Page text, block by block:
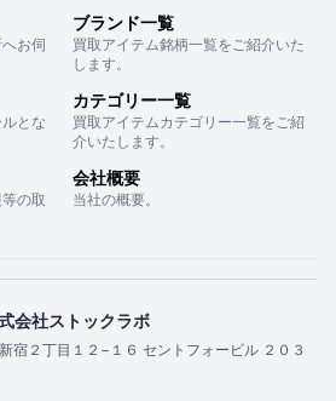
お伺
ブランド一覧
買取アイテム銘柄一覧をご紹介いた
します。
とな
カテゴリー一覧
買取アイテムカテゴリー一覧をご紹
介いたします。
の取
会社概要
当社の概要。
会社ストックラボ
宿２丁目１２−１６ セントフォービル ２０３